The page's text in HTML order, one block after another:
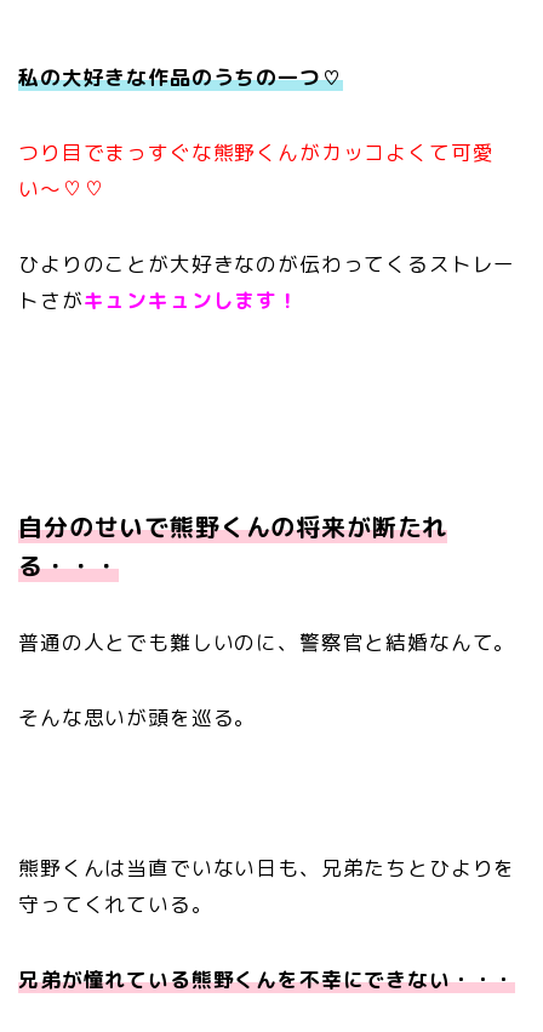
私の大好きな作品のうちの一つ♡
つり目でまっすぐな熊野くんがカッコよくて可愛
い〜♡♡
ひよりのことが大好きなのが伝わってくるストレー
トさがキュンキュンします！
自分のせいで熊野くんの将来が断たれ
る・・・
普通の人とでも難しいのに、警察官と結婚なんて。
そんな思いが頭を巡る。
熊野くんは当直でいない日も、兄弟たちとひよりを
守ってくれている。
兄弟が憧れている熊野くんを不幸にできない・・・